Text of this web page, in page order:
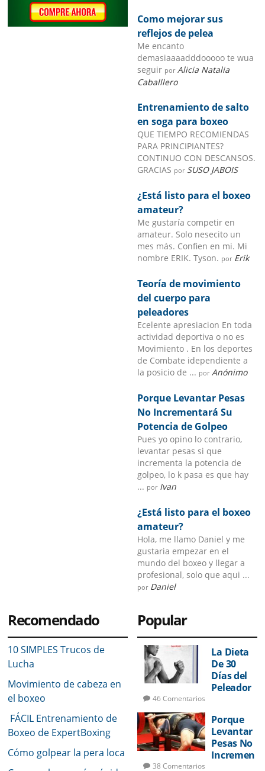
Como mejorar sus
reflejos de pelea
Me encanto
demasiaaaadddooooo te wua
seguir por Alicia Natalia
Caballlero
Entrenamiento de salto
en soga para boxeo
QUE TIEMPO RECOMIENDAS
PARA PRINCIPIANTES?
CONTINUO CON DESCANSOS.
GRACIAS por SUSO JABOIS
¿Está listo para el boxeo
amateur?
Me gustaría competir en
amateur. Solo nesecito un
mes más. Confien en mi. Mi
nombre ERIK. Tyson. por Erik
Teoría de movimiento
del cuerpo para
peleadores
Ecelente apresiacion En toda
actividad deportiva o no es
Movimiento . En los deportes
de Combate idependiente a
la posicio de ... por Anónimo
Porque Levantar Pesas
No Incrementará Su
Potencia de Golpeo
Pues yo opino lo contrario,
levantar pesas si que
incrementa la potencia de
golpeo, lo k pasa es que hay
... por Ivan
¿Está listo para el boxeo
amateur?
Hola, me llamo Daniel y me
gustaria empezar en el
mundo del boxeo y llegar a
profesional, solo que aqui ...
por Daniel
Recomendado
10 SIMPLES Trucos de
Lucha
Movimiento de cabeza en
el boxeo
FÁCIL Entrenamiento de
Boxeo de ExpertBoxing
Cómo golpear la pera loca
Popular
La Dieta
De 30
Días del
Peleador
46 Comentarios
Porque
Levantar
Pesas No
Incremen
38 Comentarios